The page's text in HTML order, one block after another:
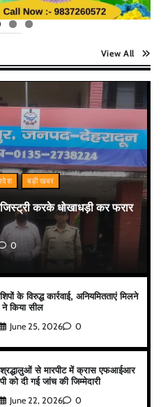
View All
बड़ी खबर
करके धोखाधड़ी कर फरार
0
के विरुद्ध कार्रवाई, अनियमितताएं मिलने
किया सील
June 25, 2026 0
श्रद्धालुओं से मारपीट में क्रास एफआईआर
को दी गई जांच की जिम्मेदारी
June 22, 2026 0